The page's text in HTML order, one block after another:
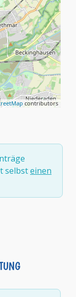
contributors
selbsteinen